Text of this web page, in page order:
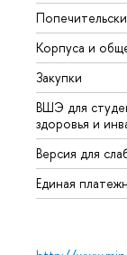
Корпуса и
Закупки
ВШЭ для
здоровья и
Версия для
Единая